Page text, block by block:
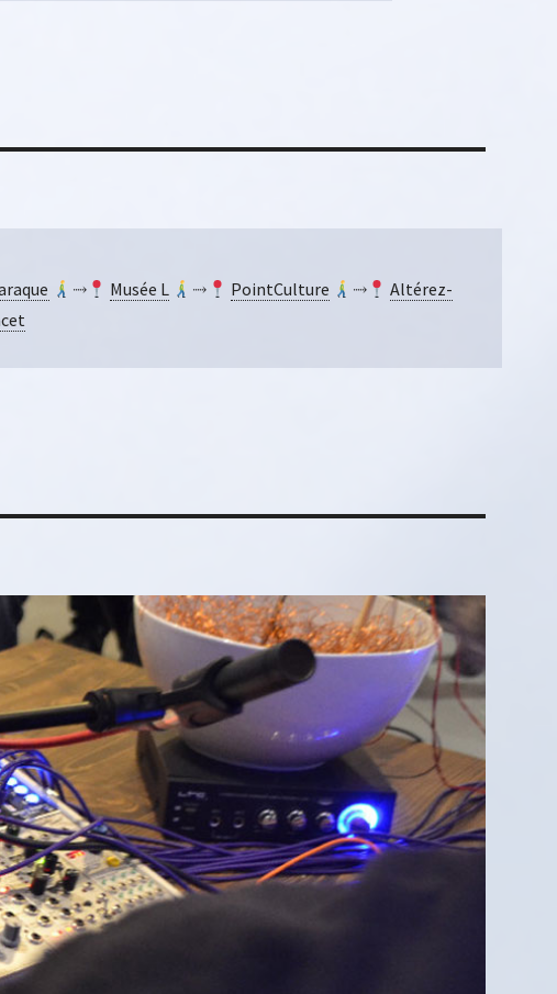
⤑ Musée L ⤑ PointCulture ⤑
Altérez-